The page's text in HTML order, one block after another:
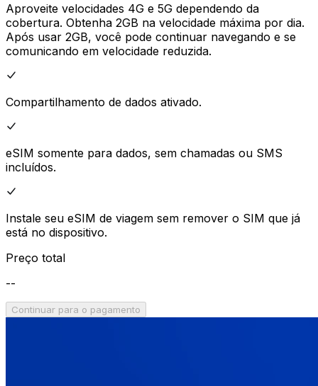
Aproveite velocidades 4G e 5G dependendo da
cobertura. Obtenha 2GB na velocidade máxima por dia.
Após usar 2GB, você pode continuar navegando e se
comunicando em velocidade reduzida.
Compartilhamento de dados ativado.
eSIM somente para dados, sem chamadas ou SMS
incluídos.
Instale seu eSIM de viagem sem remover o SIM que já
está no dispositivo.
Preço total
--
Continuar para o pagamento